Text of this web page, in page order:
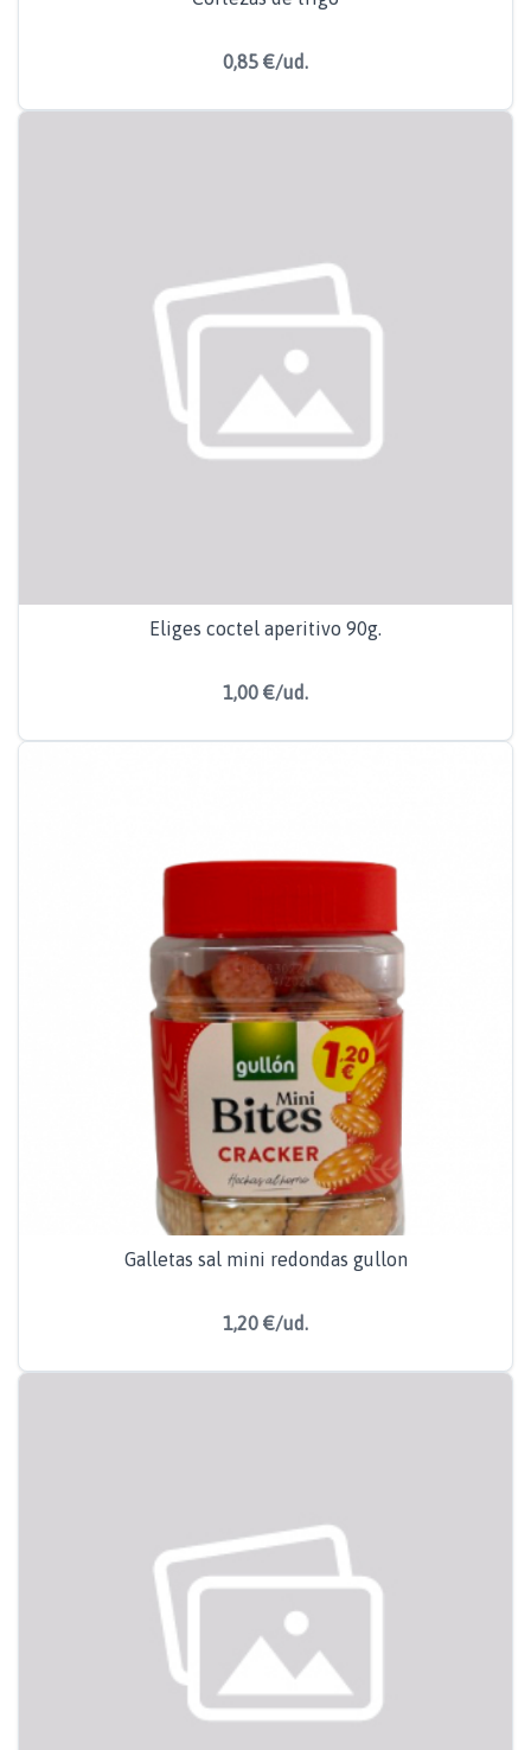
0,85 €/ud.
Eliges coctel aperitivo 90g.
1,00 €/ud.
Galletas sal mini redondas gullon
1,20 €/ud.